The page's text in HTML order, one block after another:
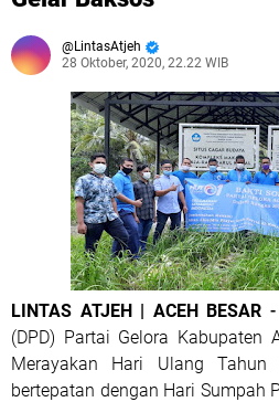
LintasAtjeh
28 Oktober, 2020, 22.22 WIB
LINTAS ATJEH | ACEH BESAR -
(DPD) Partai Gelora Kabupaten
Merayakan Hari Ulang
bertepatan dengan Hari Sumpah